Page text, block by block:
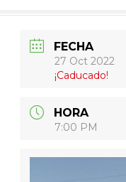
FECHA
27 Oct 2022
¡Caducado!
HORA
7:00 PM